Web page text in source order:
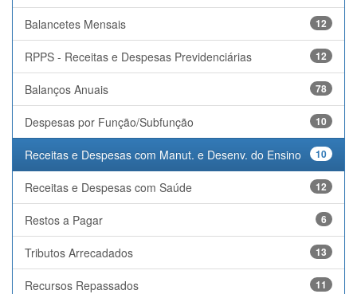
12
Balancetes Mensais
12
RPPS - Receitas e Despesas Previdenciárias
78
Balanços Anuais
10
Despesas por Função/Subfunção
10
Receitas e Despesas com Manut. e Desenv. do Ensino
12
Receitas e Despesas com Saúde
6
Restos a Pagar
13
Tributos Arrecadados
11
Recursos Repassados